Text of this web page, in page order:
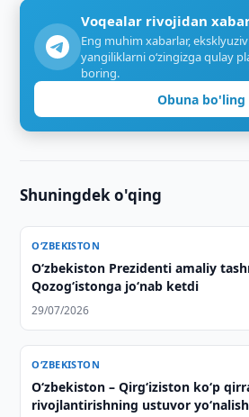
Voqealar rivojidan
Eng muhim xabarlar,
yangiliklarni o‘zingizga qulay
boring.
Obuna bo'ling
Shuningdek o'qing
O‘ZBEKISTON
Oʻzbekiston Prezidenti amaliy
Qozogʻistonga joʻnab ketdi
29/07/2026
O‘ZBEKISTON
Oʻzbekiston – Qirgʻiziston koʻp
rivojlantirishning ustuvor